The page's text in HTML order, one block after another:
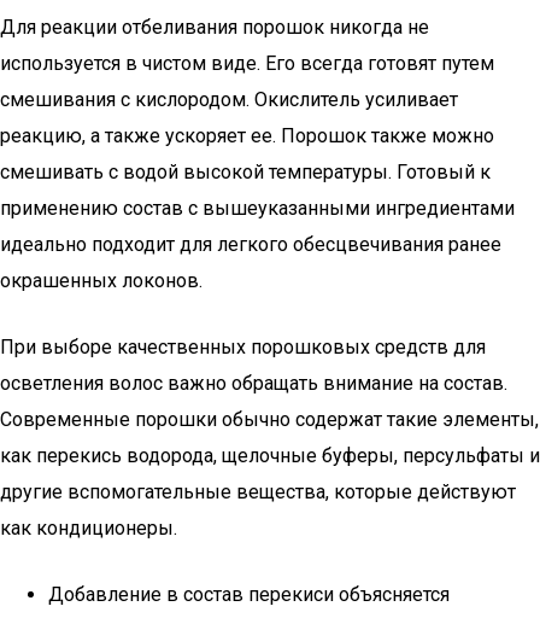
Для реакции отбеливания порошок никогда не
используется в чистом виде. Его всегда готовят путем
смешивания с кислородом. Окислитель усиливает
реакцию, а также ускоряет ее. Порошок также можно
смешивать с водой высокой температуры. Готовый к
применению состав с вышеуказанными ингредиентами
идеально подходит для легкого обесцвечивания ранее
окрашенных локонов.
При выборе качественных порошковых средств для
осветления волос важно обращать внимание на состав.
Современные порошки обычно содержат такие элементы,
как перекись водорода, щелочные буферы, персульфаты и
другие вспомогательные вещества, которые действуют
как кондиционеры.
Добавление в состав перекиси объясняется